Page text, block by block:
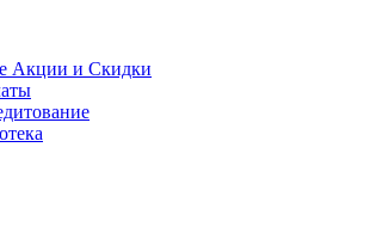
Акции и Скидки